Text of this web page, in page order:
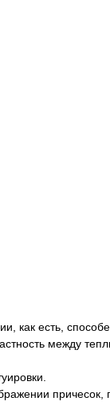
как есть,
между
причесок,